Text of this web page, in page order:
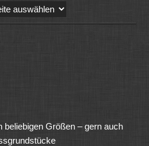
beliebigen Größen – gern auch